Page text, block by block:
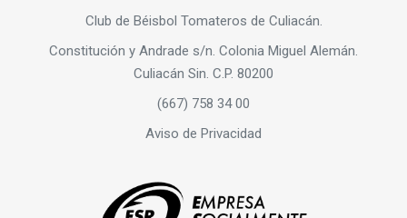
Club de Béisbol Tomateros de Culiacán.
Constitución y Andrade s/n. Colonia Miguel Alemán.
Culiacán Sin. C.P. 80200
(667) 758 34 00
Aviso de Privacidad